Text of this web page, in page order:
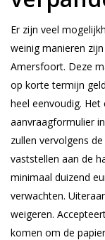
Er zijn veel
weinig manieren
Amersfoort. Deze
op korte termijn
heel eenvoudig.
aanvraagformulier
zullen vervolgens
vaststellen aan de
minimaal duizend
verwachten.
weigeren.
komen om de